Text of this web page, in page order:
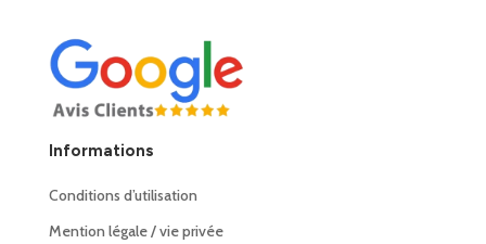
Informations
Conditions d’utilisation
Mention légale / vie privée